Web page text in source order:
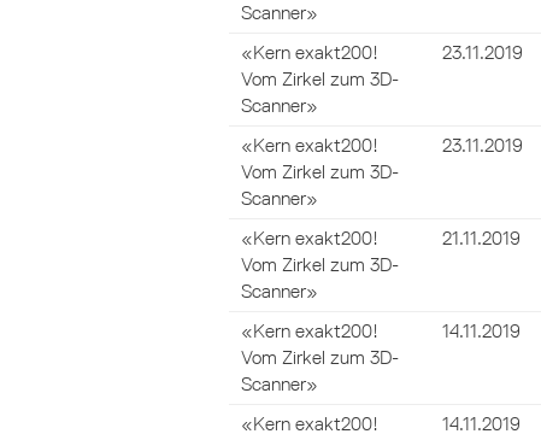
Scanner»
«Kern exakt200!
Vom Zirkel zum 3D-
Scanner»
23.11.2019
«Kern exakt200!
Vom Zirkel zum 3D-
Scanner»
23.11.2019
«Kern exakt200!
Vom Zirkel zum 3D-
Scanner»
21.11.2019
«Kern exakt200!
Vom Zirkel zum 3D-
Scanner»
14.11.2019
«Kern exakt200!
14.11.2019